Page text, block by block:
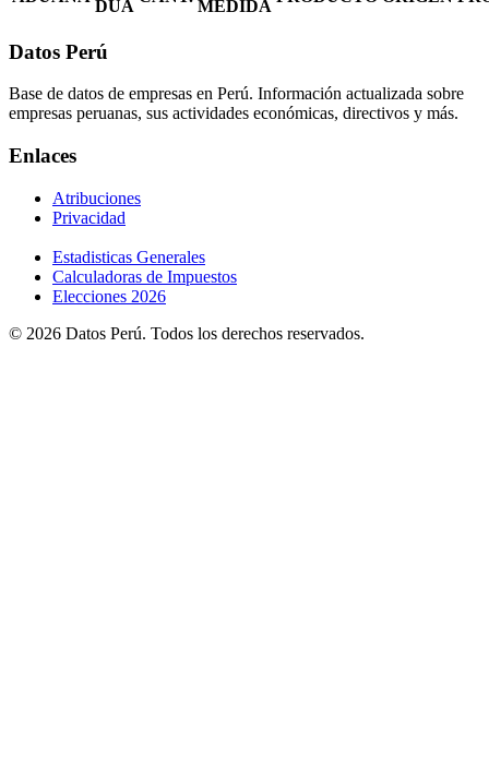
DUA
MEDIDA
Datos Perú
Base de datos de empresas en Perú. Información actualizada sobre
empresas peruanas, sus actividades económicas, directivos y más.
Enlaces
Atribuciones
Privacidad
Estadisticas Generales
Calculadoras de Impuestos
Elecciones 2026
© 2026 Datos Perú. Todos los derechos reservados.